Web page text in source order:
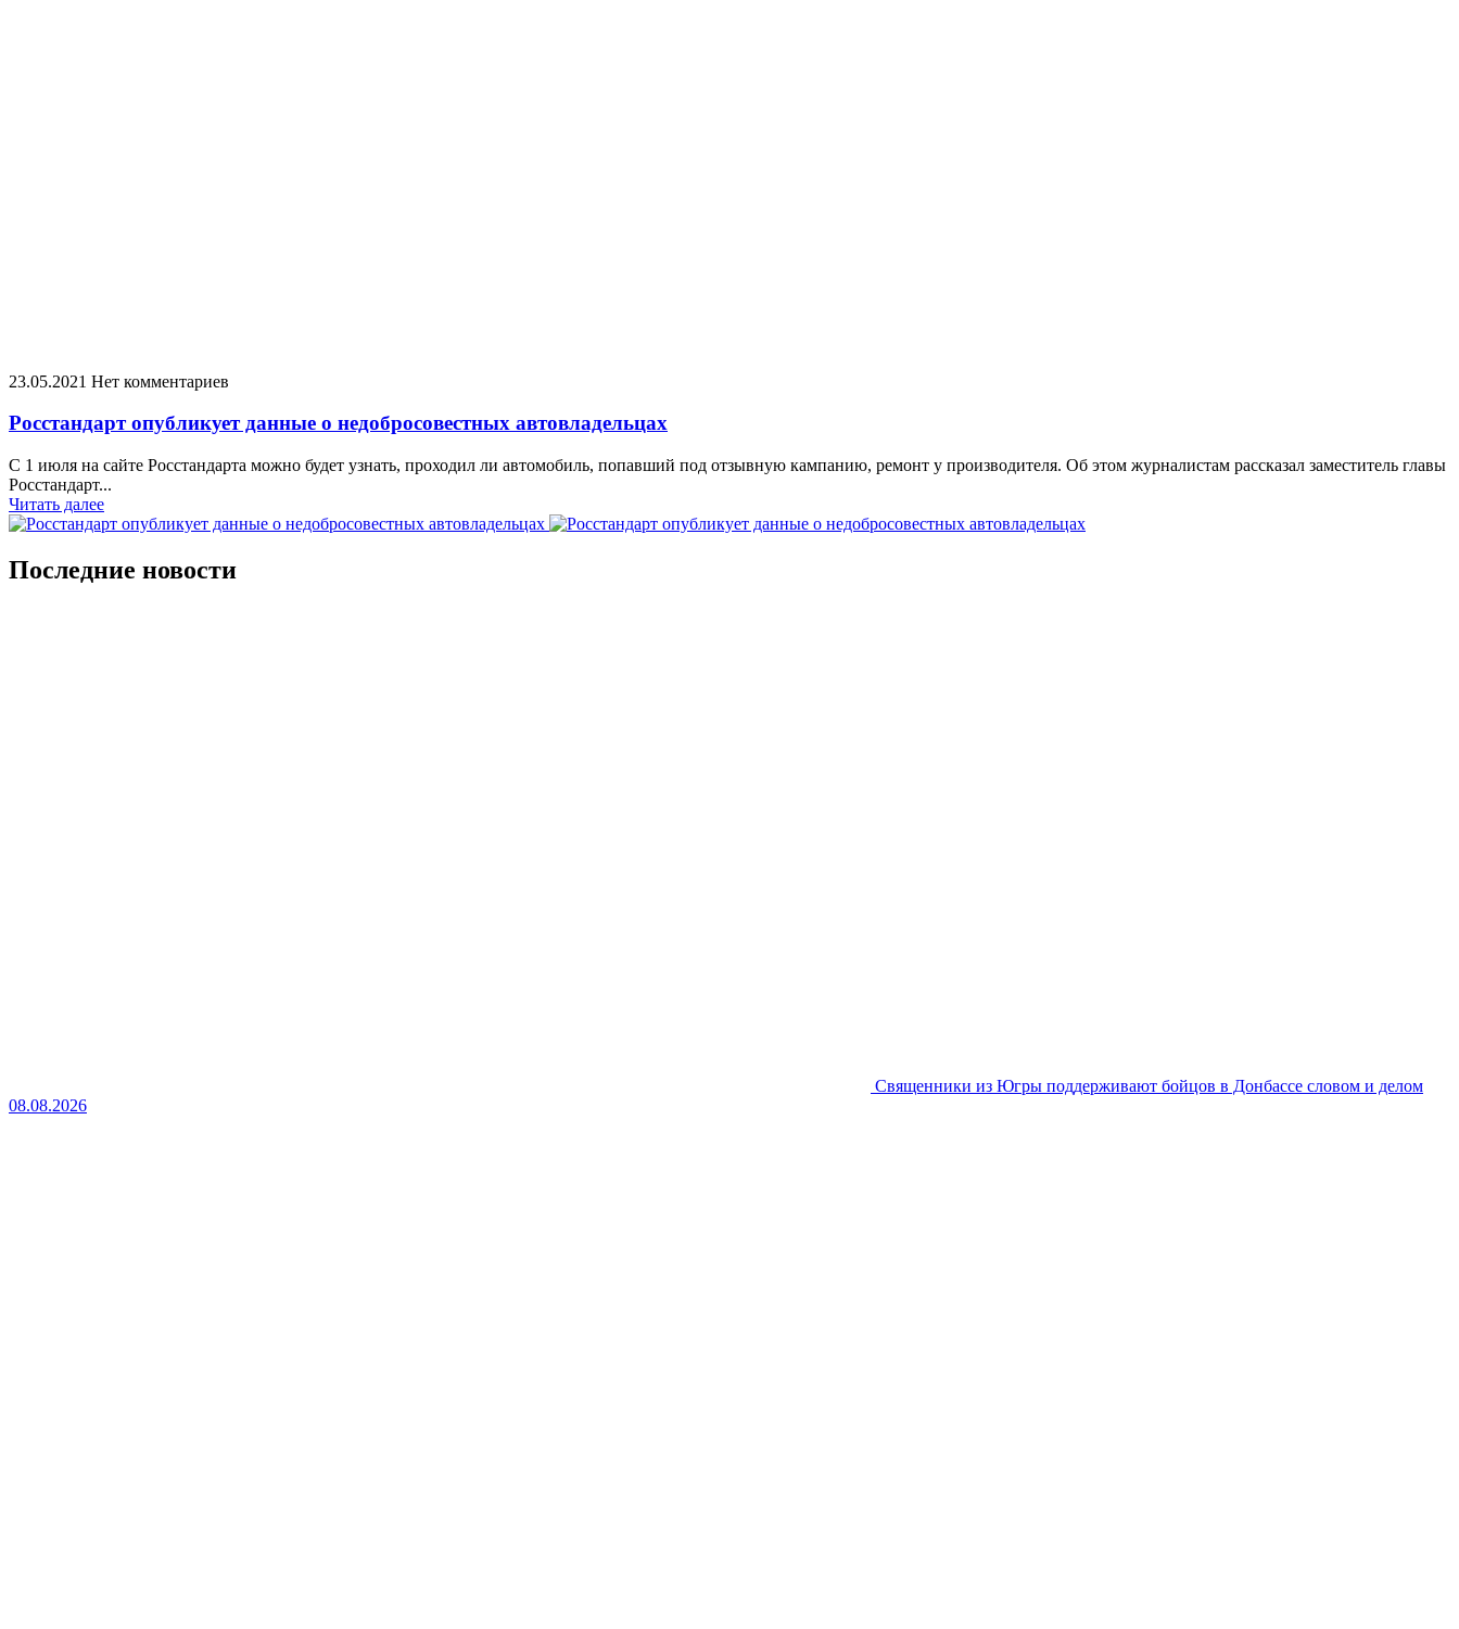
23.05.2021 Нет комментариев
Росстандарт опубликует данные о недобросовестных автовладельцах
С 1 июля на сайте Росстандарта можно будет узнать, проходил ли автомобиль, попавший под отзывную кампанию, ремонт у производителя. Об этом журналистам рассказал заместитель главы
Росстандарт...
Читать далее
Последние новости
Священники из Югры поддерживают бойцов в Донбассе словом и делом
08.08.2026